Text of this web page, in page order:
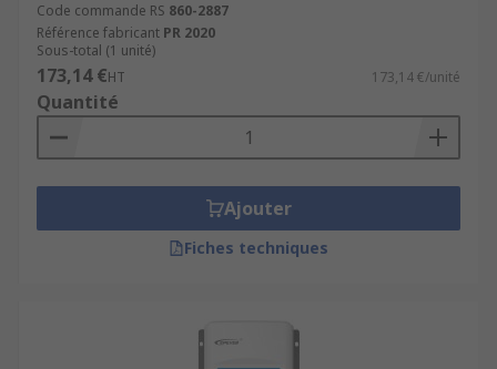
Code commande RS 860-2887
Référence fabricant PR 2020
Sous-total (1 unité)
173,14 €HT 173,14 €/unité
Quantité
Ajouter
Fiches techniques